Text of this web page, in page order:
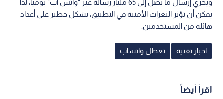
ويجري إرسال ما يصل إلى 65 مليار رسالة عبر "واتس آب" يوميا، لذا
يمكن أن تؤثر الثغرات الأمنية في التطبيق، بشكل خطير على أعداد
هائلة من المستخدمين.
اخبار تقنية تعطل واتساب
اقرأ أيضاً